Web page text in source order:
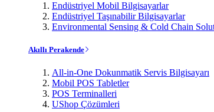
Endüstriyel Mobil Bilgisayarlar
Endüstriyel Taşınabilir Bilgisayarlar
Environmental Sensing & Cold Chain
Akıllı Perakende
All-in-One Dokunmatik Servis Bilgisayarı
Mobil POS Tabletler
POS Terminalleri
UShop Çözümleri